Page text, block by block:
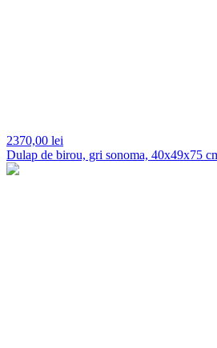
2370,00 lei
Dulap de birou, gri sonoma, 40x49x75